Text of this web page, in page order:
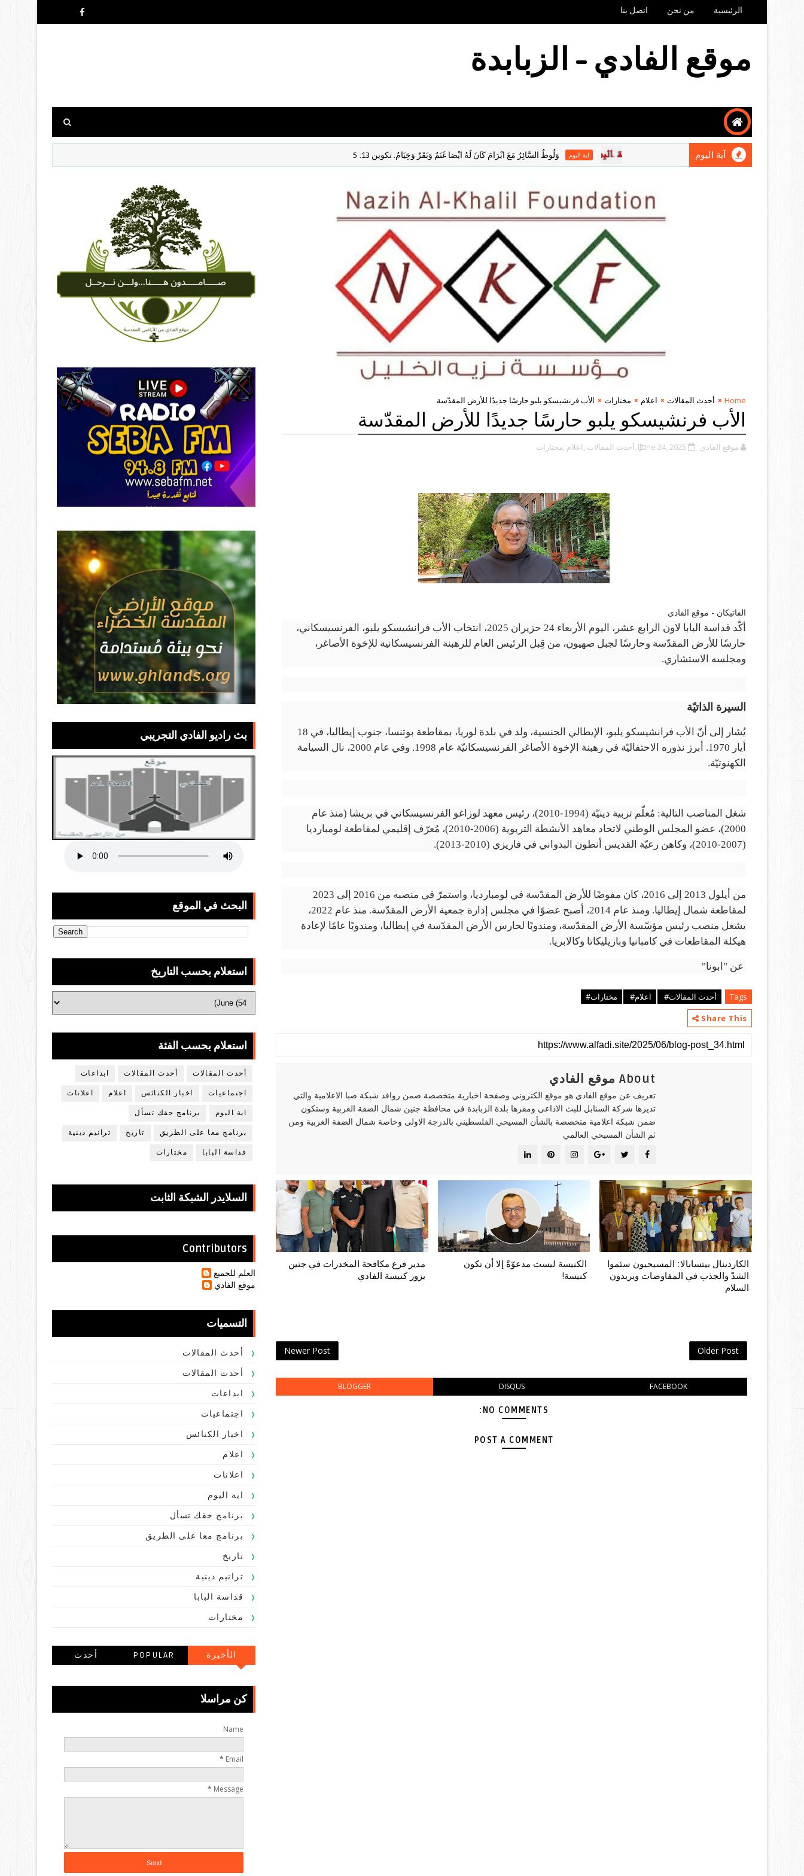
الرئيسية من نحن اتصل بنا
موقع الفادي - الزبابدة
آية اليوم اية اليوم وَلُوطٌ السَّائِرُ مَعَ ابْرَامَ كَانَ لَهُ ايْضا غَنَمٌ وَبَقَرٌ وَخِيَامٌ. تكوين 13: 5
Home أحدث المقالات اعلام مختارات الأب فرنشيسكو يلبو حارسًا جديدًا للأرض المقدّسة
الأب فرنشيسكو يلبو حارسًا جديدًا للأرض المقدّسة
موقع الفادي June 24, 2025 ,أحدث المقالات ,اعلام ,مختارات
الفاتيكان - موقع الفادي
أكّد قداسة البابا لاون الرابع عشر، اليوم الأربعاء 24 حزيران 2025، انتخاب الأب فرانشيسكو يلبو، الفرنسيسكاني،
حارسًا للأرض المقدّسة وحارسًا لجبل صهيون، من قِبل الرئيس العام للرهبنة الفرنسيسكانية للإخوة الأصاغر،
ومجلسه الاستشاري.
السيرة الذاتيّة
يُشار إلى أنّ الأب فرانشيسكو يلبو، الإيطالي الجنسية، ولد في بلدة لوريا، بمقاطعة بوتنسا، جنوب إيطاليا، في 18
أيار 1970. أبرز نذوره الاحتفاليّة في رهبنة الإخوة الأصاغر الفرنسيسكانيّة عام 1998. وفي عام 2000، نال السيامة
الكهنوتيّة.
شغل المناصب التالية: مُعلّم تربية دينيّة (1994-2010)، رئيس معهد لوزاغو الفرنسيسكاني في بريشا (منذ عام
2000)، عضو المجلس الوطني لاتحاد معاهد الأنشطة التربوية (2006-2010)، مُعرّف إقليمي لمقاطعة لومبارديا
(2007-2010)، وكاهن رعيّة القديس أنطون البدواني في فاريزي (2010-2013).
من أيلول 2013 إلى 2016، كان مفوضًا للأرض المقدّسة في لومبارديا، واستمرّ في منصبه من 2016 إلى 2023
لمقاطعة شمال إيطاليا. ومنذ عام 2014، أصبح عضوًا في مجلس إدارة جمعية الأرض المقدّسة. منذ عام 2022،
يشغل منصب رئيس مؤسّسة الأرض المقدّسة، ومندوبًا لحارس الأرض المقدّسة في إيطاليا، ومندوبًا عامًا لإعادة
هيكلة المقاطعات في كامبانيا وبازيليكاتا وكالابريا.
عن "ابونا"
Tags أحدث المقالات# اعلام#
مختارات#
Share This
About موقع الفادي
تعريف عن موقع الفادي هو موقع الكتروني وصفحة اخبارية متخصصة ضمن روافد شبكة صبا الاعلامية والتي
تديرها شركة السنابل للبث الاذاعي ومقرها بلدة الزبابدة في محافظة جنين شمال الضفة الغربية وستكون
ضمن شبكة اعلامية متخصصة بالشأن المسيحي الفلسطيني بالدرجة الاولى وخاصة شمال الضفة الغربية ومن
ثم الشأن المسيحي العالمي
مدير فرع مكافحة المخدرات في جنين
يزور كنيسة الفادي
الكنيسة ليست مدعوّةً إلا أن تكون
كنيسة!
الكاردينال بيتسابالا: المسيحيون سئموا
الشدّ والجذب في المفاوضات ويريدون
السلام
Newer Post Older Post
BLOGGER DISQUS FACEBOOK
NO COMMENTS:
POST A COMMENT
بث راديو الفادي التجريبي
البحث في الموقع
استعلام بحسب التاريخ
استعلام بحسب الفئة
أحدث المقالات أحدث المقالات ابداعات
اجتماعيات اخبار الكنائس اعلام اعلانات
اية اليوم برنامج حقك تسأل
برنامج معا على الطريق تاريخ ترانيم دينية
قداسة البابا مختارات
السلايدر الشبكة الثابت
Contributors
العلم للجميع
موقع الفادي
التسميات
أحدث المقالات
أحدث المقالات
ابداعات
اجتماعيات
اخبار الكنائس
اعلام
اعلانات
اية اليوم
برنامج حقك تسأل
برنامج معا على الطريق
تاريخ
ترانيم دينية
قداسة البابا
مختارات
الأخيرة
POPULAR
أحدث
كن مراسلا
Name
Email
*
Message
*